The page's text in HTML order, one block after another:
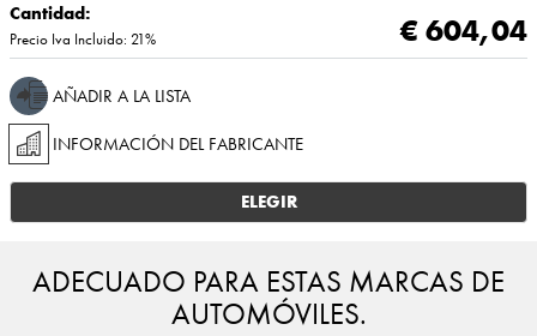
Cantidad:
Precio Iva Incluido: 21% € 604,04
AÑADIR A LA LISTA
INFORMACIÓN DEL FABRICANTE
ELEGIR
ADECUADO PARA ESTAS MARCAS DE
AUTOMÓVILES.